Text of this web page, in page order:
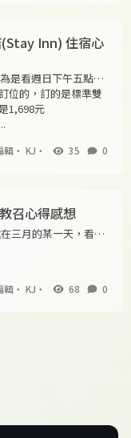
(Stay Inn) 住宿心
是看週日下午五點的
，就決定在台北住一
位的，訂的是標準雙
1,698元
輯・ KJ ・ 35 0
召心得感想
三月的某一天，看到
會發生這種事，但是
輯・ KJ ・ 68 0